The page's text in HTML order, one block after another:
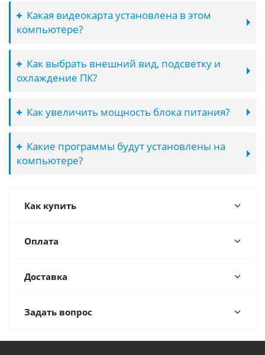
Какая видеокарта установлена в этом
компьютере?
Как выбрать внешний вид, подсветку и
охлаждение ПК?
Как увеличить мощность блока питания?
Какие программы будут установлены на
компьютере?
Как купить
Оплата
Доставка
Задать вопрос